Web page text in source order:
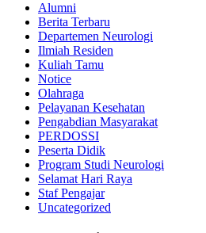
Alumni
Berita Terbaru
Departemen Neurologi
Ilmiah Residen
Kuliah Tamu
Notice
Olahraga
Pelayanan Kesehatan
Pengabdian Masyarakat
PERDOSSI
Peserta Didik
Program Studi Neurologi
Selamat Hari Raya
Staf Pengajar
Uncategorized